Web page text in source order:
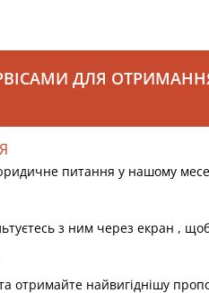
ДЛЯ
питання у нашому
з ним через екран ,
отримайте найвигіднішу